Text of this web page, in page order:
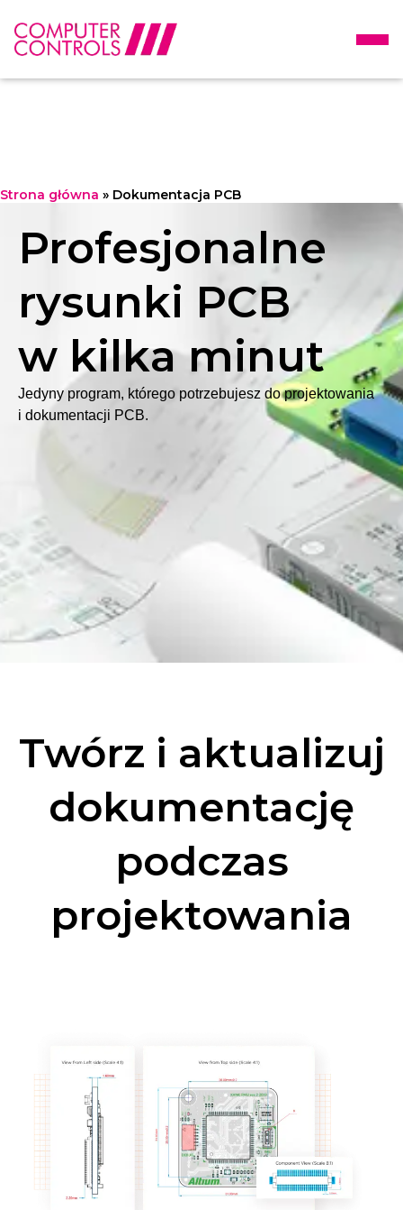
Strona główna » Dokumentacja PCB
Profesjonalne
rysunki PCB
w kilka minut
Jedyny program, którego potrzebujesz do projektowania
i dokumentacji PCB.
Twórz i aktualizuj
dokumentację
podczas
projektowania